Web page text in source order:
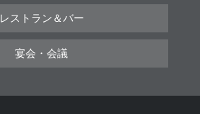
レストラン＆バー
宴会・会議